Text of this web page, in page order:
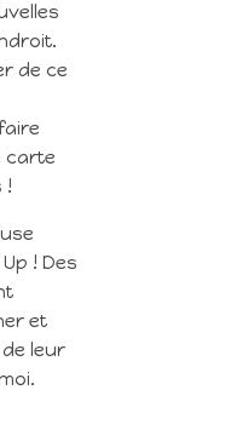
de ce
carte
!
! Des
et
leur